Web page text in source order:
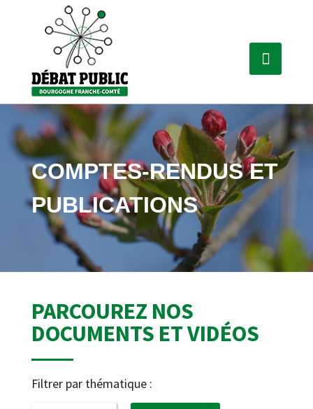
COMPTES-RENDUS ET
PUBLICATIONS
PARCOUREZ NOS
DOCUMENTS ET VIDÉOS
Filtrer par thématique :